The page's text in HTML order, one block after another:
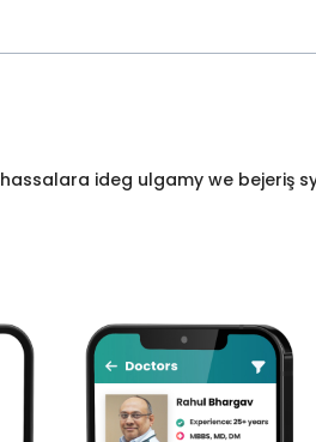
ideg ulgamy we bejeriş